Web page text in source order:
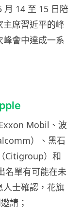
月 14 至 15 日陪
主席習近平的峰
會中達成一系
Mobil、波
）、黑石
Citigroup）和
名單有可能在未
人士確認，花旗
請；